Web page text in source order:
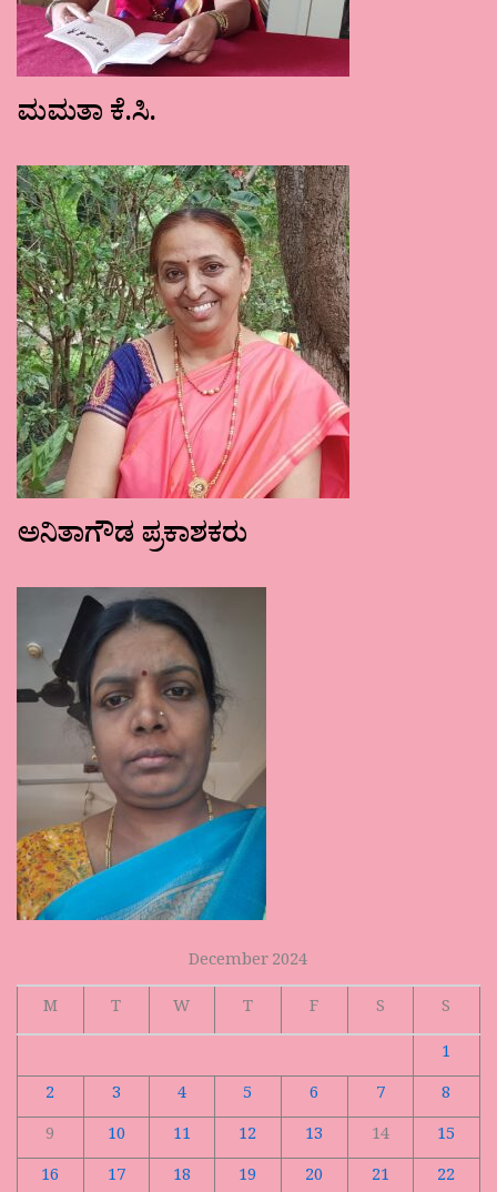
ಮಮತಾ ಕೆ.ಸಿ.
ಅನಿತಾಗೌಡ ಪ್ರಕಾಶಕರು
December 2024
M
T W T F S
S
1
2
3 4 5 6 7
8
9
10 11 12 13 14
15
16
17 18 19 20 21
22